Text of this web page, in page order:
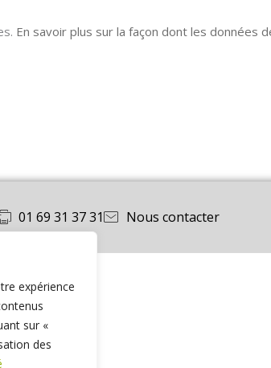
expérience
sur «
des
En savoir plus sur la façon dont les données
01 69 31 37 31 Nous contacter